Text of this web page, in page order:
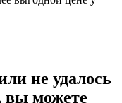
не удалось
вы можете